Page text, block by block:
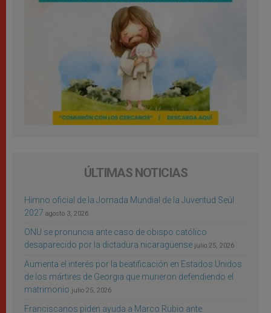
ÚLTIMAS NOTICIAS
Himno oficial de la Jornada Mundial de la Juventud Seúl
2027 agosto 3, 2026
ONU se pronuncia ante caso de obispo católico
desaparecido por la dictadura nicaragüense julio 25, 2026
Aumenta el interés por la beatificación en Estados Unidos
de los mártires de Georgia que murieron defendiendo el
matrimonio julio 25, 2026
Franciscanos piden ayuda a Marco Rubio ante